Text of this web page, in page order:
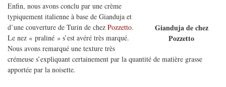
Gianduja de chez
Pozzetto
Enfin, nous avons conclu par une crème
typiquement italienne à base de Gianduja et
d’une couverture de Turin de chez Pozzetto.
Le nez « praliné » s’est avéré très marqué.
Nous avons remarqué une texture très
crémeuse s’expliquant certainement par la quantité de matière grasse
apportée par la noisette.